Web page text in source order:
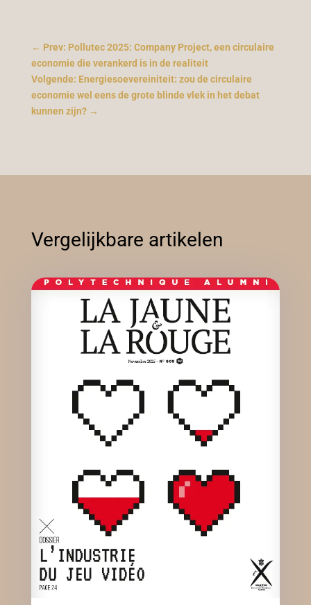
← Prev: Pollutec 2025: Company Project, een circulaire
economie die verankerd is in de realiteit
Volgende: Energiesoevereiniteit: zou de circulaire
economie wel eens de grote blinde vlek in het debat
kunnen zijn?→
Vergelijkbare artikelen